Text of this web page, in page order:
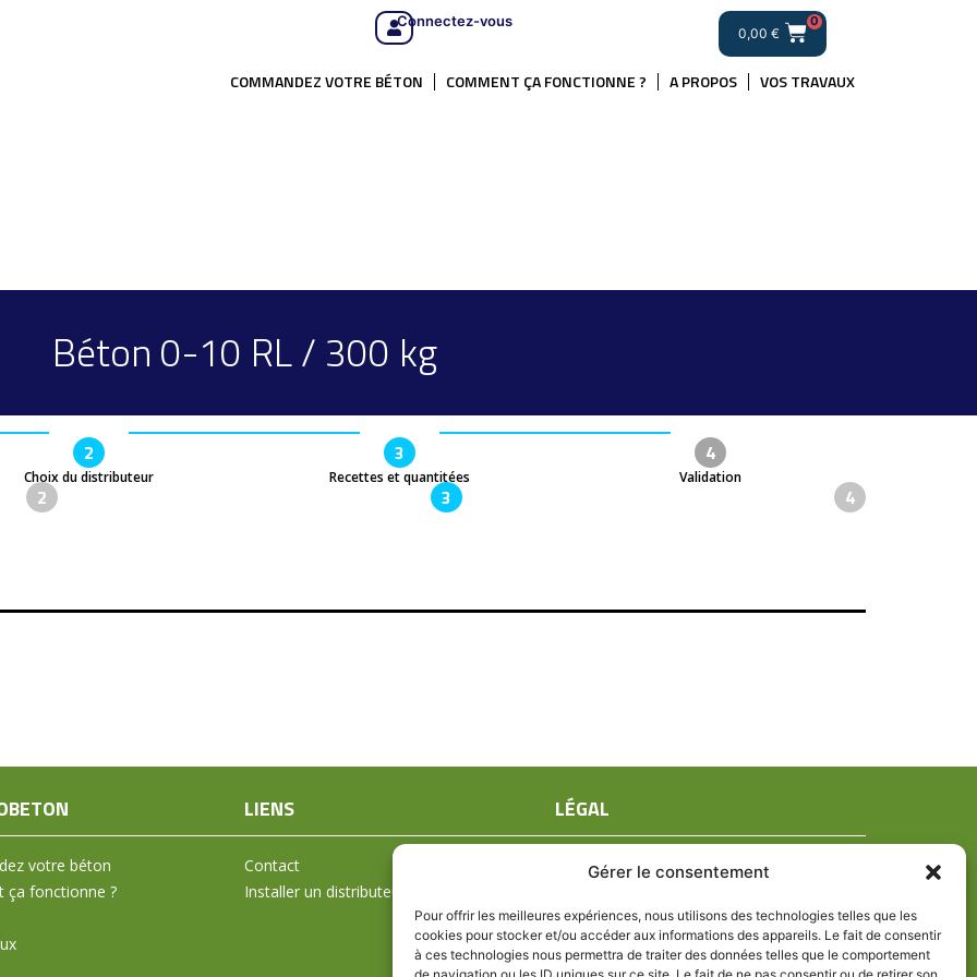
Gérer le consentement
Pour offrir les meilleures expériences, nous utilisons des technologies telles que les
cookies pour stocker et/ou accéder aux informations des appareils. Le fait de consentir
à ces technologies nous permettra de traiter des données telles que le comportement
Connectez-vous
0,00 €
0
COMMANDEZ VOTRE BÉTON COMMENT ÇA FONCTIONNE ? A PROPOS VOS TRAVAUX
Béton 0-10 RL / 300 kg
2
Choix du distributeur
3
Recettes et quantitées
4
Validation
2 3 4
votre béton
ça fonctionne ?
LIENS
Contact
Installer un distributeur
LÉGAL
Mentions légales
Politique de confidentialité
Politique de cookies (UE)